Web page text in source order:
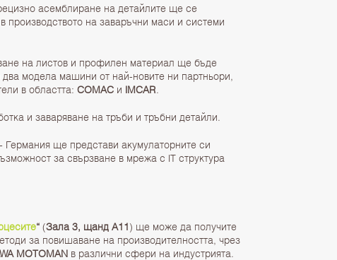
асемблиране на детайлите ще се
производството на заваръчни маси и системи
на листов и профилен материал ще бъде
модела машини от най-новите ни партньори,
в областта: COMAC и IMCAR.
и заваряване на тръби и тръбни детайли.
- Германия ще представи акумулаторните си
за свързване в мрежа с IT структура
“ (Зала 3, щанд А11) ще може да получите
за повишаване на производителността, чрез
MOTOMAN в различни сфери на индустрията.